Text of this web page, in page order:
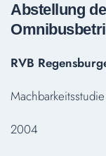
Abstellung
RVB
Machbarkeitsstudie
2004